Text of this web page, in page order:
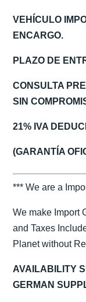
VEHÍCULO
ENCARGO.
PLAZO DE
CONSULTA
SIN
21% IVA
(GARANTÍA
*** We are a
We make Import
and Taxes
Planet without
AVAILABILITY
GERMAN